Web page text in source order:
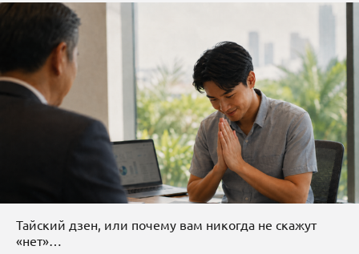
Тайский дзен, или почему вам никогда не скажут
«нет»…